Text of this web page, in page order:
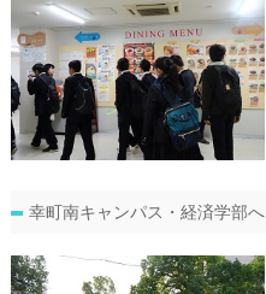
幸町南キャンパス・経済学部へ